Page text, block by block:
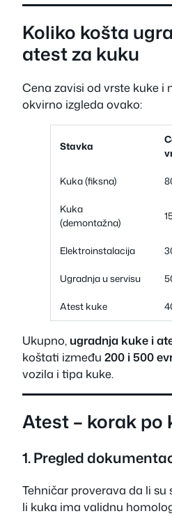
Koliko košta
atest za kuku
Cena zavisi od vrste kuke i
okvirno izgleda ovako:
Stavka
Kuka (fiksna)
Kuka
(demontažna)
Elektroinstalacija
Ugradnja u servisu
Atest kuke
Ukupno, ugradnja kuke i
koštati između 200 i 500
vozila i tipa kuke.
Atest – korak po
1. Pregled
Tehničar proverava da li su
li kuka ima validnu